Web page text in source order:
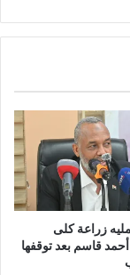
زراعة كلى
قاسم بعد توقفها